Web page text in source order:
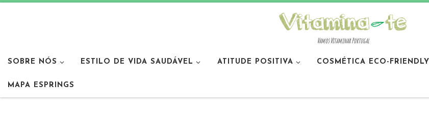
Vamos Vitaminar Portugal
SOBRE NÓS ESTILO DE VIDA SAUDÁVEL ATITUDE POSITIVA COSMÉTICA ECO-FRIENDLY
MAPA ESPRINGS